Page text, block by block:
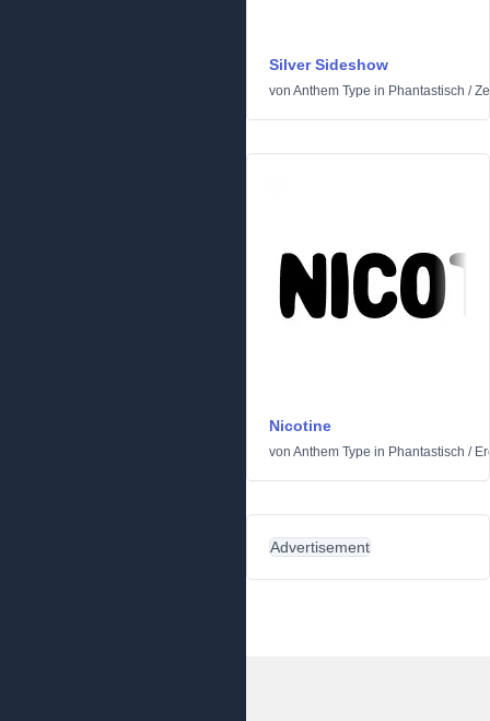
Silver Sideshow
von Anthem Type in Phantastisch /
Nicotine
von Anthem Type in Phantastisch /
Advertisement